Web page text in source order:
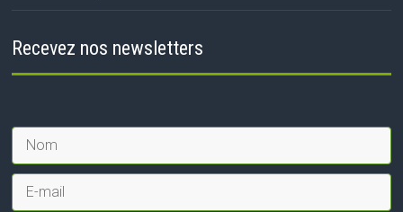
Recevez nos newsletters